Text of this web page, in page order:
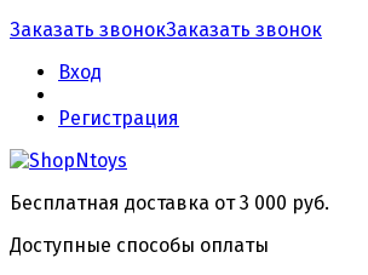
Заказать звонокЗаказать звонок
Вход
Регистрация
Бесплатная доставка от 3 000 руб.
Доступные способы оплаты